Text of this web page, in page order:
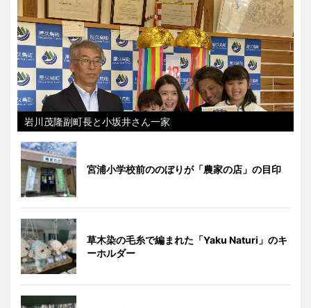
岩川茂隆副町長と小坂井さん一家
宮浦小学校前ののぼりが「農家の店」の目印
草木染の毛糸で編まれた「Yaku Naturi」のキ
ーホルダー